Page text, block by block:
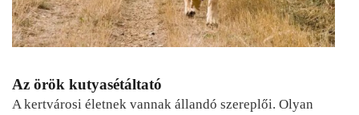
Az örök kutyasétáltató
A kertvárosi életnek vannak állandó szereplői. Olyan